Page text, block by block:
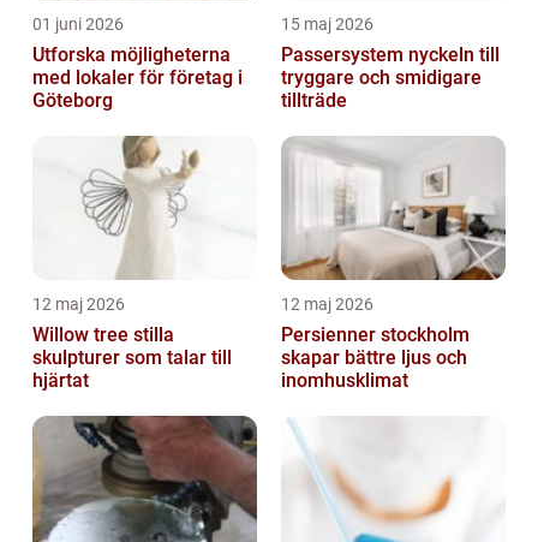
01 juni 2026
Utforska möjligheterna
med lokaler för företag i
Göteborg
15 maj 2026
Passersystem nyckeln till
tryggare och smidigare
tillträde
12 maj 2026
Willow tree stilla
skulpturer som talar till
hjärtat
12 maj 2026
Persienner stockholm
skapar bättre ljus och
inomhusklimat